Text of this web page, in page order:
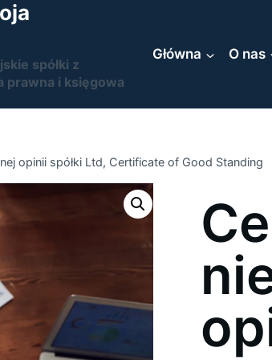
spółki z
prawna i księgowa
Główna O nas
opinii spółki Ltd, Certificate of Good Standing